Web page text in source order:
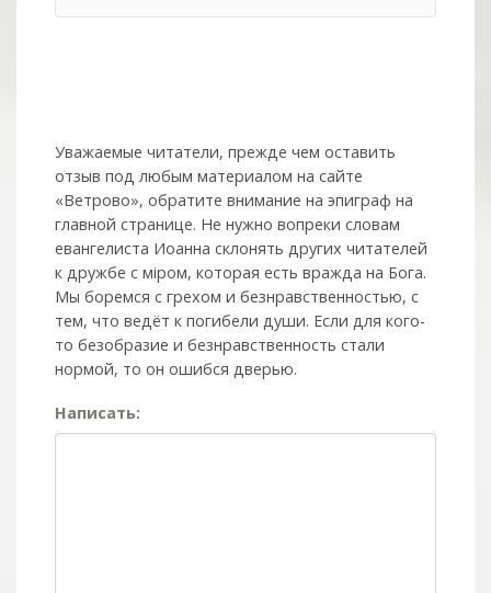
Уважаемые читатели, прежде чем оставить
отзыв под любым материалом на сайте
«Ветрово», обратите внимание на эпиграф на
главной странице. Не нужно вопреки словам
евангелиста Иоанна склонять других читателей
к дружбе с мiром, которая есть вражда на Бога.
Мы боремся с грехом и без­нрав­ствен­ностью, с
тем, что ведёт к погибели души. Если для кого-
то безобразие и безнравственность стали
нормой, то он ошибся дверью.
Написать: